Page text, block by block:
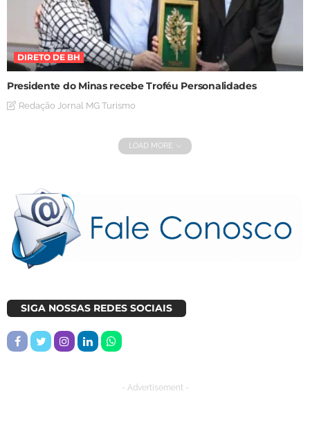
DIRETO DE BH
Presidente do Minas recebe Troféu Personalidades
Redação Jornal MG Turismo
LOAD MORE
SIGA NOSSAS REDES SOCIAIS
- Advertisement -